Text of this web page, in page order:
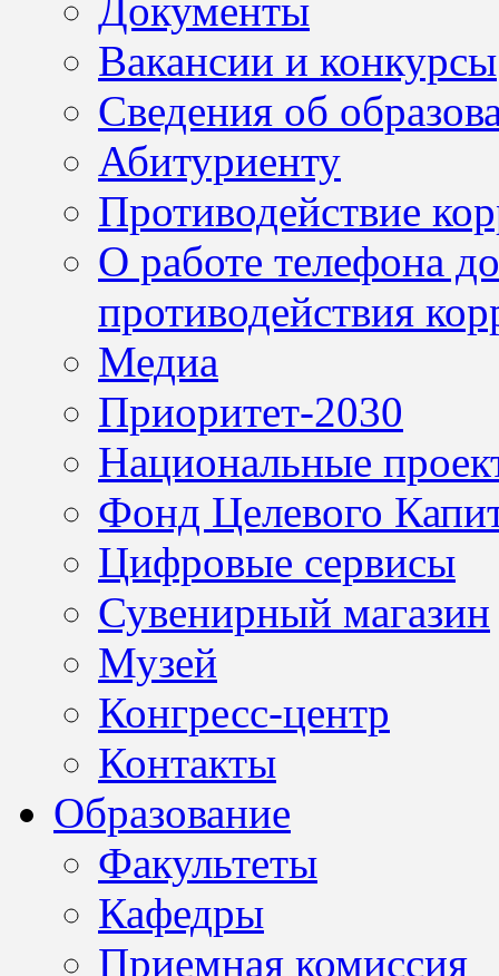
Документы
Вакансии и конкурсы
Сведения об
Абитуриенту
Противодействие
О работе телефона
противодействия
Медиа
Приоритет-2030
Национальные
Фонд Целевого
Цифровые сервисы
Сувенирный магазин
Музей
Конгресс-центр
Контакты
Образование
Факультеты
Кафедры
Приемная комиссия